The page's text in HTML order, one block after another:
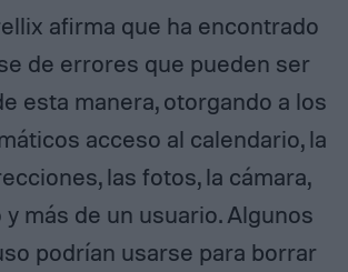
afirma que ha encontrado
de errores que pueden ser
esta manera, otorgando a los
acceso al calendario, la
las fotos, la cámara,
más de un usuario. Algunos
podrían usarse para borrar